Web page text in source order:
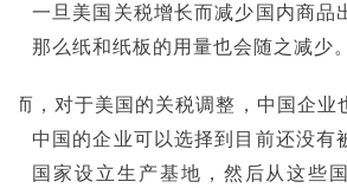
一旦美国关税增长而减少国内商品
那么纸和纸板的用量也会随之减少。
而，对于美国的关税调整，中国企业
中国的企业可以选择到目前还没有
国家设立生产基地，然后从这些